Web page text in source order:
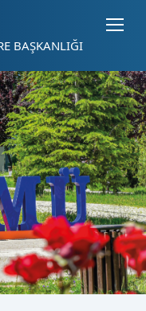
BAŞKANLIĞI